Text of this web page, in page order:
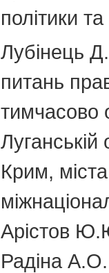
політики
Лубінець
питань
тимчасово
Крим,
Арістов
Радіна А.О.